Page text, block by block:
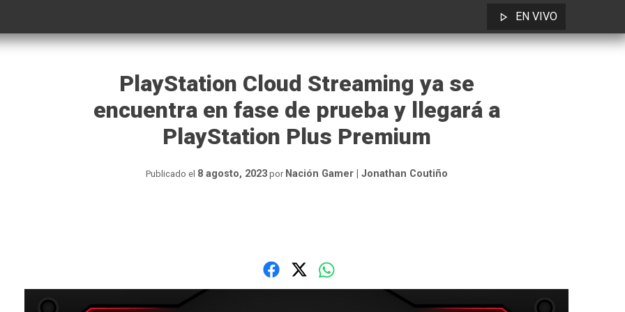
EN VIVO
PlayStation Cloud Streaming ya se
encuentra en fase de prueba y llegará a
PlayStation Plus Premium
Publicado el 8 agosto, 2023por Nación Gamer | Jonathan Coutiño